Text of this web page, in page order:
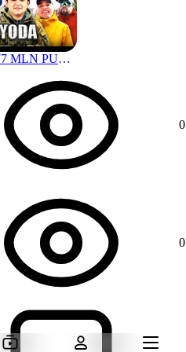
PIYODA 77 MLN PUL KIMGA NASIB QILDI ? | #mittivine
0
0